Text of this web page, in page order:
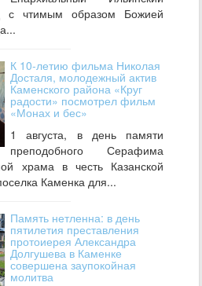
с чтимым образом Божией
К 10-летию фильма Николая
Досталя, молодежный актив
Каменского района «Круг
радости» посмотрел фильм
«Монах и бес»
1 августа, в день памяти
преподобного Серафима
храма в честь Казанской
Каменка для...
Память нетленна: в день
пятилетия преставления
протоиерея Александра
Долгушева в Каменке
совершена заупокойная
молитва